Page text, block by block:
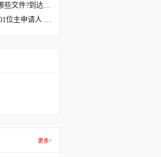
些文件?到达美
位主申请人 美
更多>